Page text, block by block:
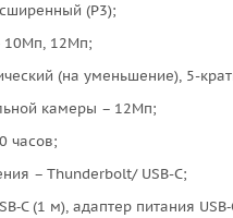
(P3);
10Мп, 12Мп;
(на уменьшение), 5-
камеры – 12Мп;
часов;
– Thunderbolt/ USB-C;
(1 м), адаптер питания